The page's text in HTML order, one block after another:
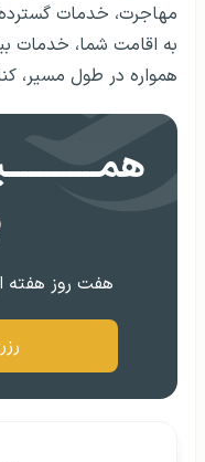
مهاجرت، خدمات
به اقامت شما، خدمات
همواره در طول مسیر،
هفت روز